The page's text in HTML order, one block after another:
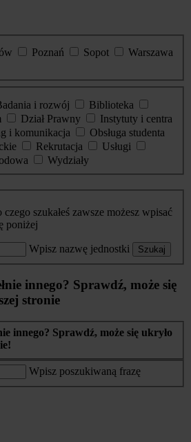
Poznań Sopot
Warszawa
i rozwój
Biblioteka
Dział Prawny
Instytuty i centra
i komunikacja
Obsługa studenta
Rekrutacja
Usługi
Wydziały
czego szukałeś zawsze możesz wpisać
poniżej
Wpisz nazwę jednostki Szukaj
innego? Sprawdź, może się
stronie
innego? Sprawdź, może się ukryło
Wpisz poszukiwaną frazę